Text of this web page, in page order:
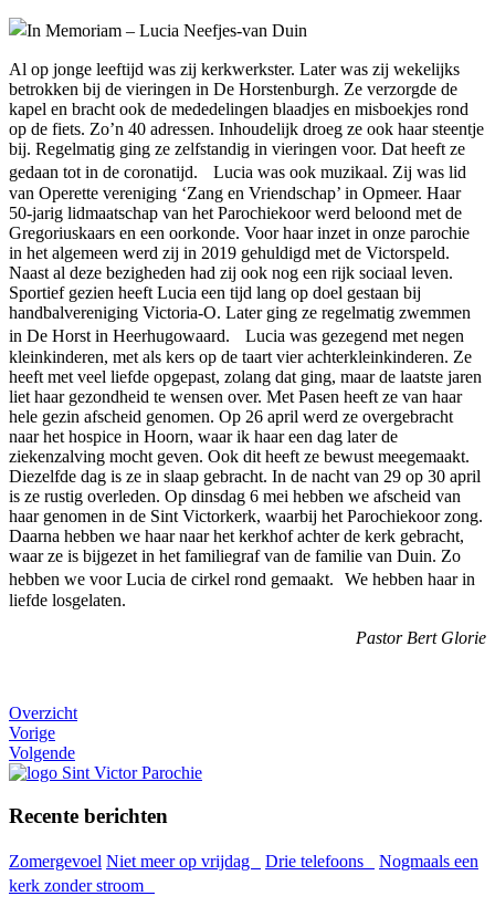
Al op jonge leeftijd was zij kerkwerkster. Later was zij wekelijks
betrokken bij de vieringen in De Horstenburgh. Ze verzorgde de
kapel en bracht ook de mededelingen blaadjes en misboekjes rond
op de fiets. Zo’n 40 adressen. Inhoudelijk droeg ze ook haar steentje
bij. Regelmatig ging ze zelfstandig in vieringen voor. Dat heeft ze
gedaan tot in de coronatijd. Lucia was ook muzikaal. Zij was lid
van Operette vereniging ‘Zang en Vriendschap’ in Opmeer. Haar
50-jarig lidmaatschap van het Parochiekoor werd beloond met de
Gregoriuskaars en een oorkonde. Voor haar inzet in onze parochie
in het algemeen werd zij in 2019 gehuldigd met de Victorspeld.
Naast al deze bezigheden had zij ook nog een rijk sociaal leven.
Sportief gezien heeft Lucia een tijd lang op doel gestaan bij
handbalvereniging Victoria-O. Later ging ze regelmatig zwemmen
in De Horst in Heerhugowaard. Lucia was gezegend met negen
kleinkinderen, met als kers op de taart vier achterkleinkinderen. Ze
heeft met veel liefde opgepast, zolang dat ging, maar de laatste jaren
liet haar gezondheid te wensen over. Met Pasen heeft ze van haar
hele gezin afscheid genomen. Op 26 april werd ze overgebracht
naar het hospice in Hoorn, waar ik haar een dag later de
ziekenzalving mocht geven. Ook dit heeft ze bewust meegemaakt.
Diezelfde dag is ze in slaap gebracht. In de nacht van 29 op 30 april
is ze rustig overleden. Op dinsdag 6 mei hebben we afscheid van
haar genomen in de Sint Victorkerk, waarbij het Parochiekoor zong.
Daarna hebben we haar naar het kerkhof achter de kerk gebracht,
waar ze is bijgezet in het familiegraf van de familie van Duin. Zo
hebben we voor Lucia de cirkel rond gemaakt. We hebben haar in
liefde losgelaten.
Pastor Bert Glorie
Overzicht
Vorige
Volgende
Recente berichten
Zomergevoel Niet meer op vrijdag Drie telefoons
Nogmaals een
kerk zonder stroom